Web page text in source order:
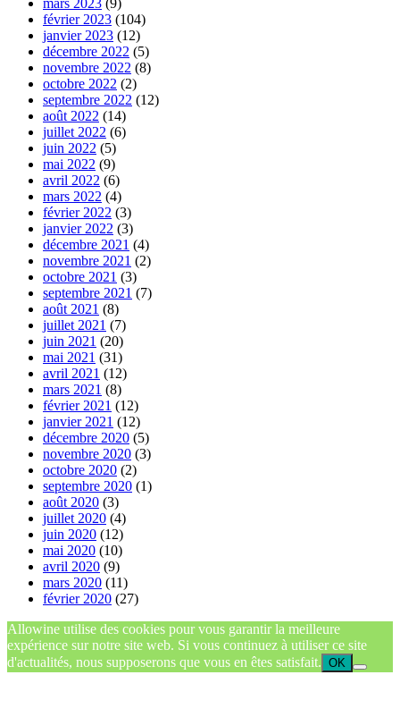
février 2023 (104)
janvier 2023 (12)
décembre 2022 (5)
novembre 2022 (8)
octobre 2022 (2)
septembre 2022 (12)
août 2022 (14)
juillet 2022 (6)
juin 2022 (5)
mai 2022 (9)
avril 2022 (6)
mars 2022 (4)
février 2022 (3)
janvier 2022 (3)
décembre 2021 (4)
novembre 2021 (2)
octobre 2021 (3)
septembre 2021 (7)
août 2021 (8)
juillet 2021 (7)
juin 2021 (20)
mai 2021 (31)
avril 2021 (12)
mars 2021 (8)
février 2021 (12)
janvier 2021 (12)
décembre 2020 (5)
novembre 2020 (3)
octobre 2020 (2)
septembre 2020 (1)
août 2020 (3)
juillet 2020 (4)
juin 2020 (12)
mai 2020 (10)
avril 2020 (9)
mars 2020 (11)
février 2020 (27)
Allowine utilise des cookies pour vous garantir la meilleure
expérience sur notre site web. Si vous continuez à utiliser ce site
d'actualités, nous supposerons que vous en êtes satisfait. OK